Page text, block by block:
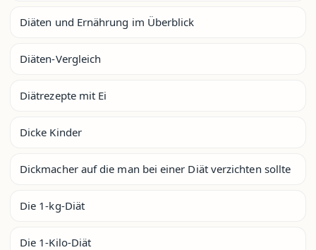
Diäten und Ernährung im Überblick
Diäten-Vergleich
Diätrezepte mit Ei
Dicke Kinder
Dickmacher auf die man bei einer Diät verzichten sollte
Die 1-kg-Diät
Die 1-Kilo-Diät